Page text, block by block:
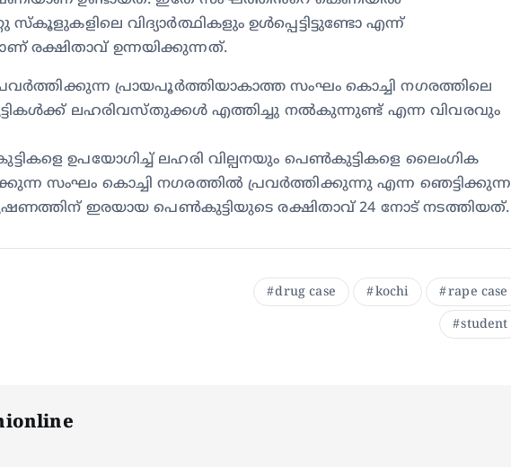
സ്കൂളുകളിലെ വിദ്യാർത്ഥികളും ഉൾപ്പെട്ടിട്ടുണ്ടോ എന്ന്
രക്ഷിതാവ് ഉന്നയിക്കുന്നത്.
പ്രവർത്തിക്കുന്ന പ്രായപൂർത്തിയാകാത്ത സംഘം കൊച്ചി നഗരത്തിലെ
ലഹരിവസ്തുക്കൾ എത്തിച്ചു നൽകുന്നുണ്ട് എന്ന വിവരവും
ഉപയോഗിച്ച് ലഹരി വില്പനയും പെൺകുട്ടികളെ ലൈംഗിക
സംഘം കൊച്ചി നഗരത്തിൽ പ്രവർത്തിക്കുന്നു എന്ന ഞെട്ടിക്കുന്ന
ഇരയായ പെൺകുട്ടിയുടെ രക്ഷിതാവ് 24 നോട് നടത്തിയത്.
drug case kochi rape case
student